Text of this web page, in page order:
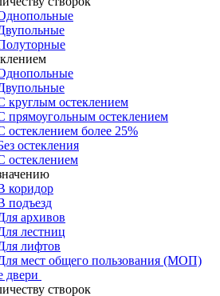
круглым остеклением
прямоугольным остеклением
остеклением более 25%
остекления
остеклением
коридор
подъезд
архивов
лестниц
лифтов
мест общего пользования (МОП)
двери
створок